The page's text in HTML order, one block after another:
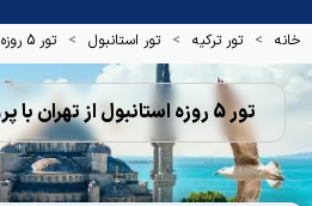
خانه تور ترکیه تور استانبول تور 5 روزه استانبول از تهران با پرواز آسمان
تور 5 روزه استانبول از تهران با پرواز آسمان